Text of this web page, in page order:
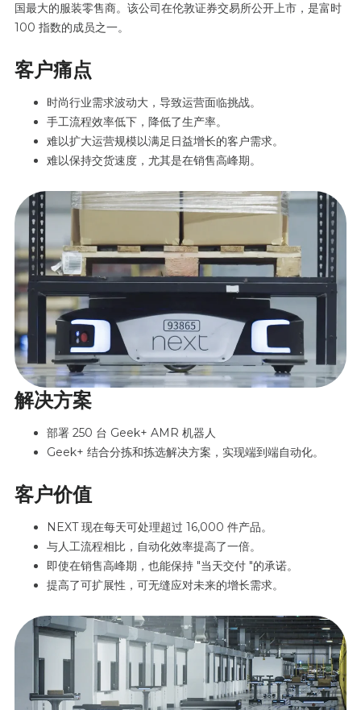
国最大的服装零售商。该公司在伦敦证券交易所公开上市，是富时
100 指数的成员之一。
客户痛点
时尚行业需求波动大，导致运营面临挑战。
手工流程效率低下，降低了生产率。
难以扩大运营规模以满足日益增长的客户需求。
难以保持交货速度，尤其是在销售高峰期。
解决方案
部署 250 台 Geek+ AMR 机器人
Geek+ 结合分拣和拣选解决方案，实现端到端自动化。
客户价值
NEXT 现在每天可处理超过 16,000 件产品。
与人工流程相比，自动化效率提高了一倍。
即使在销售高峰期，也能保持 "当天交付 "的承诺。
提高了可扩展性，可无缝应对未来的增长需求。